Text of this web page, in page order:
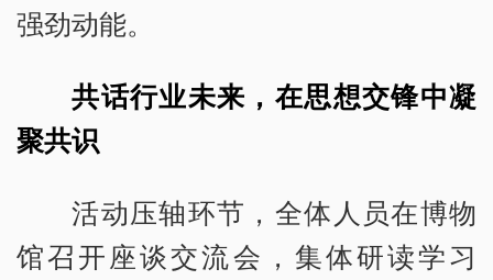
强劲动能。
共话行业未来，在思想交锋中凝
聚共识
活动压轴环节，全体人员在博物
馆召开座谈交流会，集体研读学习